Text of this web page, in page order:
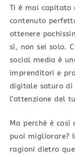
Ti è mai capitato
contenuto
ottenere
sì, non sei solo.
social media è
imprenditori e
digitale saturo di
l’attenzione del
Ma perché è
puoi migliorare?
ragioni dietro